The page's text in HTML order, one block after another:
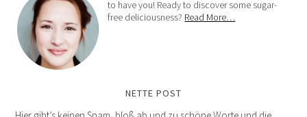
to have you! Ready to discover some sugar-
free deliciousness? Read More…
NETTE POST